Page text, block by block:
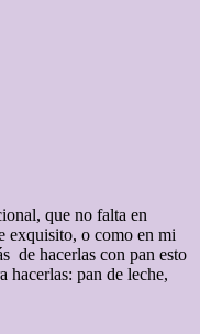
que no falta en
exquisito, o como en mi
de hacerlas con pan esto
hacerlas: pan de leche,